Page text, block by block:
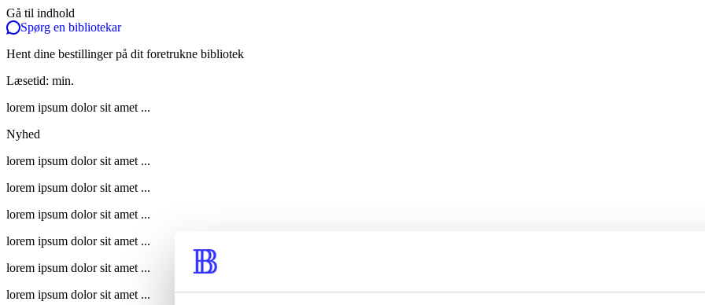
Gå til indhold
Spørg en bibliotekar
Hent dine bestillinger på dit foretrukne bibliotek
Læsetid: min.
lorem ipsum dolor sit amet ...
Nyhed
lorem ipsum dolor sit amet ...
lorem ipsum dolor sit amet ...
lorem ipsum dolor sit amet ...
lorem ipsum dolor sit amet ...
lorem ipsum dolor sit amet ...
lorem ipsum dolor sit amet ...